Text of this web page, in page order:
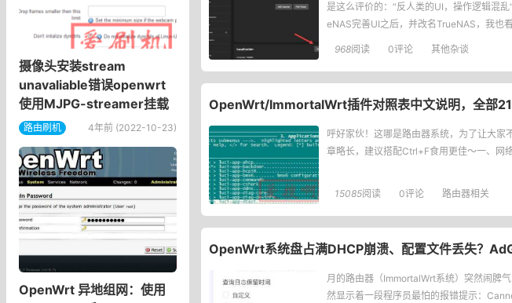
摄像头安装stream
unavaliable错误openwrt
使用MJPG-streamer挂载
路由刷机 4年前 (2022-10-23)
OpenWrt 异地组网：使用
是这么评价的：“反人类的UI，操作逻辑混
eNAS完善UI之后，并改名TrueNAS，我也
建立的ZFS存
968阅读 0评论 其他杂谈
​OpenWrt/ImmortalWrt插件对照表中文说明，全部
呼好家伙！这哪是路由器系统，为了让大
章略长，建议搭配Ctrl+F食用更佳～一、
15085阅读 0评论 路由器相关
OpenWrt系统盘占满DHCP崩溃、配置文件丢失？
月的路由器（ImmortalWrt系统）突然闹脾
然显示着一段程序员最怕的报错提示：